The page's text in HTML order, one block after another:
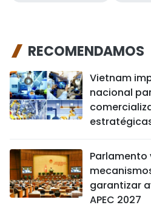
RECOMENDAMOS
Vietnam
nacional
garantizar
APEC 2027